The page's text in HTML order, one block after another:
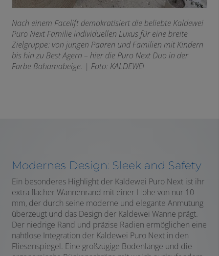
Nach einem Facelift demokratisiert die beliebte Kaldewei
Puro Next Familie individuellen Luxus für eine breite
Zielgruppe: von jungen Paaren und Familien mit Kindern
bis hin zu Best Agern – hier die Puro Next Duo in der
Farbe Bahamabeige. | Foto: KALDEWEI
Modernes Design: Sleek and Safety
Ein besonderes Highlight der Kaldewei Puro Next ist ihr
extra flacher Wannenrand mit einer Höhe von nur 10
mm, der durch seine moderne und elegante Anmutung
überzeugt und das Design der Kaldewei Wanne prägt.
Der niedrige Rand und präzise Radien ermöglichen eine
nahtlose Integration der Kaldewei Puro Next in den
Fliesenspiegel. Eine großzügige Bodenlänge und die